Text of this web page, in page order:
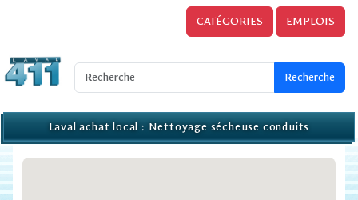
CATÉGORIES EMPLOIS
Laval achat local : Nettoyage sécheuse conduits